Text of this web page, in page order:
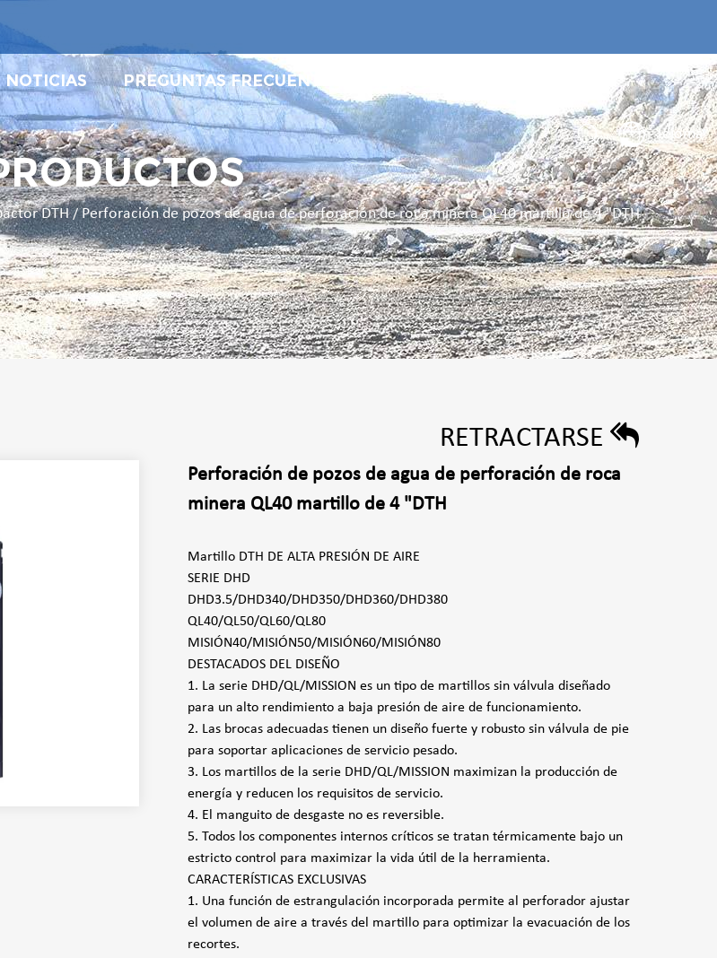
NOTICIAS PREGUNTAS FRECUENTES
Idioma
DTH/Perforación de pozos de agua de perforación de roca minera QL40 martillo de 4 "DTH
RETRACTARSE
Perforación de pozos de agua de perforación de roca
minera QL40 martillo de 4 "DTH
Martillo DTH DE ALTA PRESIÓN DE AIRE
SERIE DHD
DHD3.5/DHD340/DHD350/DHD360/DHD380
QL40/QL50/QL60/QL80
MISIÓN40/MISIÓN50/MISIÓN60/MISIÓN80
DESTACADOS DEL DISEÑO
1. La serie DHD/QL/MISSION es un tipo de martillos sin válvula diseñado
para un alto rendimiento a baja presión de aire de funcionamiento.
2. Las brocas adecuadas tienen un diseño fuerte y robusto sin válvula de pie
para soportar aplicaciones de servicio pesado.
3. Los martillos de la serie DHD/QL/MISSION maximizan la producción de
energía y reducen los requisitos de servicio.
4. El manguito de desgaste no es reversible.
5. Todos los componentes internos críticos se tratan térmicamente bajo un
estricto control para maximizar la vida útil de la herramienta.
CARACTERÍSTICAS EXCLUSIVAS
1. Una función de estrangulación incorporada permite al perforador ajustar
el volumen de aire a través del martillo para optimizar la evacuación de los
recortes.